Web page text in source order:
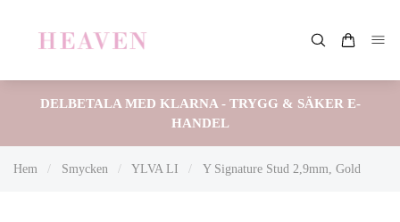
DELBETALA MED KLARNA - TRYGG & SÄKER E-
HANDEL
Hem / Smycken / YLVA LI / Y Signature Stud 2,9mm, Gold